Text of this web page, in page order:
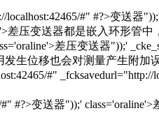
#" #?>变送器
差压变送器都是嵌入环形
差压变送器"));'
生位移也会对测量产生附加
#"
#?>变送器"));'